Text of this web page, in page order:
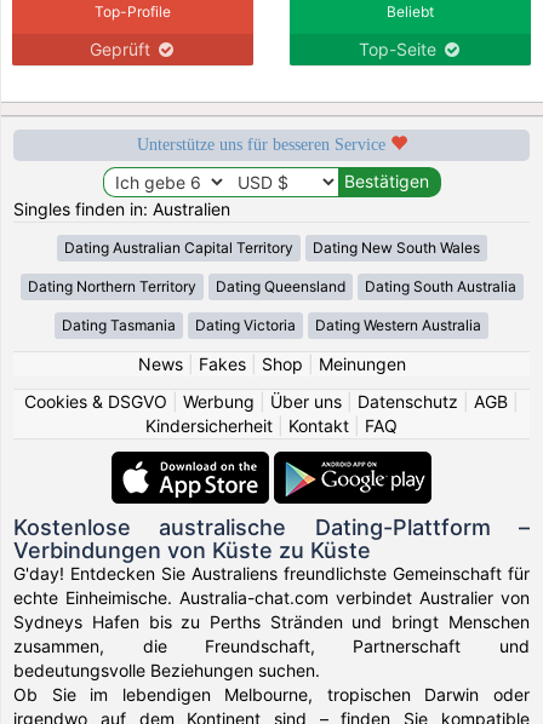
Top-Profile
Geprüft
Beliebt
Top-Seite
Unterstütze uns für besseren Service
Singles finden in: Australien
Dating Australian Capital Territory Dating New South Wales
Dating Northern Territory Dating Queensland Dating South Australia
Dating Tasmania Dating Victoria Dating Western Australia
News| Fakes| Shop
Meinungen
Cookies & DSGVO
Werbung Über uns Datenschutz AGB
Kindersicherheit
Kontakt FAQ
Kostenlose australische Dating-Plattform –
Verbindungen von Küste zu Küste
G'day! Entdecken Sie Australiens freundlichste Gemeinschaft für
echte Einheimische. Australia-chat.com verbindet Australier von
Sydneys Hafen bis zu Perths Stränden und bringt Menschen
zusammen, die Freundschaft, Partnerschaft und
bedeutungsvolle Beziehungen suchen.
Ob Sie im lebendigen Melbourne, tropischen Darwin oder
irgendwo auf dem Kontinent sind – finden Sie kompatible